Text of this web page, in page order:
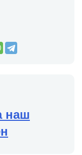
наш